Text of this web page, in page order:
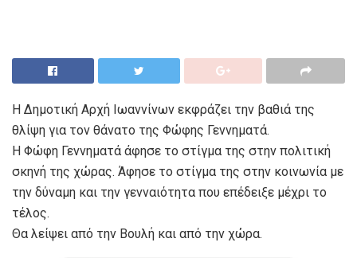
Η Δημοτική Αρχή Ιωαννίνων εκφράζει την βαθιά της
θλίψη για τον θάνατο της Φώφης Γεννηματά.
Η Φώφη Γεννηματά άφησε το στίγμα της στην πολιτική
σκηνή της χώρας. Άφησε το στίγμα της στην κοινωνία με
την δύναμη και την γενναιότητα που επέδειξε μέχρι το
τέλος.
Θα λείψει από την Βουλή και από την χώρα.